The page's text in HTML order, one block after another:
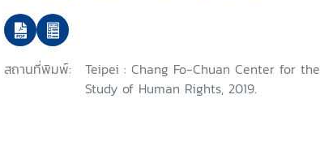
สถานที่พิมพ์:
Teipei : Chang Fo-Chuan Center for the
Study of Human Rights, 2019.